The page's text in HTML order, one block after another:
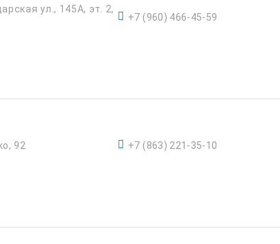
ул., 145А, эт. 2,
+7 (960) 466-45-59
92 +7 (863) 221-35-10